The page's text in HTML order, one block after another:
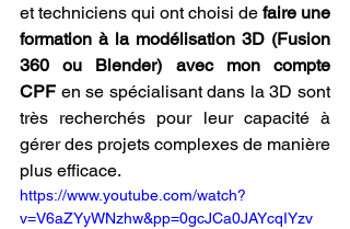
et techniciens qui ont choisi de faire une
formation à la modélisation 3D (Fusion
360 ou Blender) avec mon compte
CPF en se spécialisant dans la 3D sont
très recherchés pour leur capacité à
gérer des projets complexes de manière
plus efficace.
https://www.youtube.com/watch?
v=V6aZYyWNzhw&pp=0gcJCa0JAYcqIYzv